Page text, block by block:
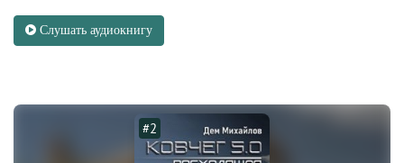
Слушать аудиокнигу
#2